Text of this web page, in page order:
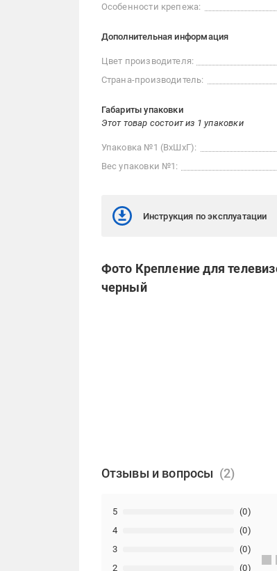
Особенности крепежа:
Дополнительная информация
Цвет производителя:
Страна-производитель:
Габариты упаковки
Этот товар состоит из 1 упаковки
Упаковка №1 (ВхШхГ):
Вес упаковки №1:
Инструкция по эксплуатации
Фото Крепление для
черный
Отзывы и вопросы
2 (0)
3 (0)
4 (0)
5 (0)